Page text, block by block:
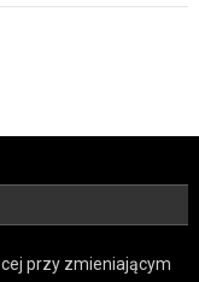
przy zmieniającym